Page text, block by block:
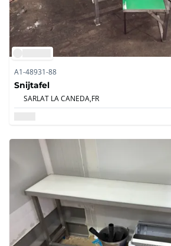
A1-48931-88
Snijtafel
SARLAT LA CANEDA,FR